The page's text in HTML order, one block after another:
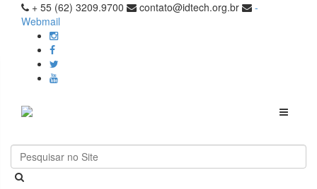
+ 55 (62) 3209.9700 contato@idtech.org.br
-
Webmail
Toggle